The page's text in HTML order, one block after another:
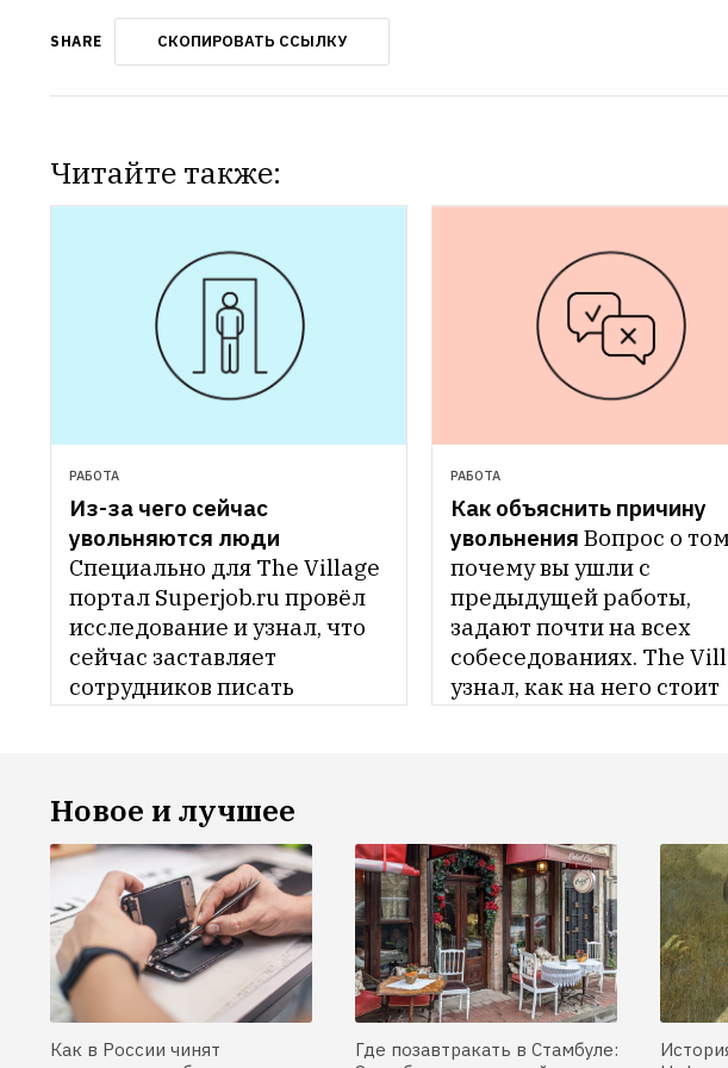
SHARE СКОПИРОВАТЬ ССЫЛКУ
Читайте также:
РАБОТА
Из-за чего сейчас
увольняются люди
Специально для The Village
портал Superjob.ru провёл
исследование и узнал, что
сейчас заставляет
сотрудников писать
РАБОТА
Как объяснить причину
увольнения Вопрос о
почему вы ушли с
предыдущей работы,
задают почти на всех
собеседованиях. The
узнал, как на него стоит
Новое и лучшее
Как в России чинят
Где позавтракать в Стамбуле: